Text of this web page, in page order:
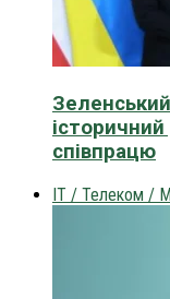
співпрацю
IT / Телеком /